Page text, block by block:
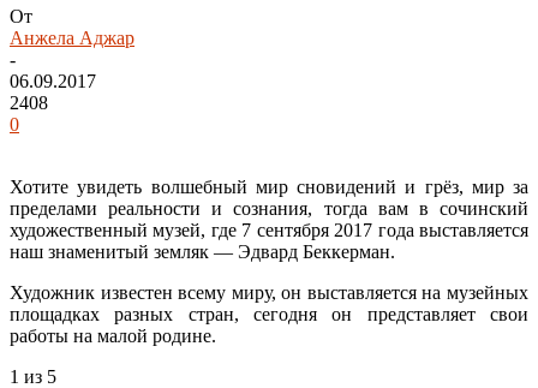
От
Анжела Аджар
-
06.09.2017
2408
0
Хотите увидеть волшебный мир сновидений и грёз, мир за
пределами реальности и сознания, тогда вам в сочинский
художественный музей, где 7 сентября 2017 года выставляется
наш знаменитый земляк — Эдвард Беккерман.
Художник известен всему миру, он выставляется на музейных
площадках разных стран, сегодня он представляет свои
работы на малой родине.
1 из 5